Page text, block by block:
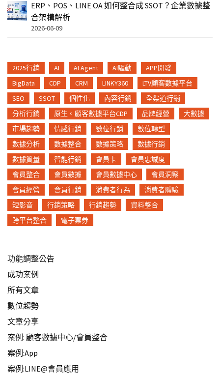
ERP、POS、LINE OA 如何整合成 SSOT？企業數據整
合架構解析
2026-06-09
2025行銷 AI AI Agent AI驅動
APP開發
BigData
CDP CRM LINKY360
LTV顧客數據平台
SEO
SSOT 個性化 內容行銷
全渠道行銷
分析行銷
原生。顧客數據平台CDP 品牌經營
大數據
市場趨勢
情感行銷 數位行銷
數位轉型
數據分析
數據整合 數據策略
數據行銷
數據質量
智能行銷 會員卡
會員忠誠度
會員整合
會員數據 會員數據中心
會員洞察
會員經營
會員行銷 消費者行為
消費者體驗
短影音
行銷策略 行銷趨勢
資料整合
跨平台整合
電子票券
功能調整公告
成功案例
所有文章
數位趨勢
文章分享
案例: 顧客數據中心/會員整合
案例:App
案例:LINE@會員應用